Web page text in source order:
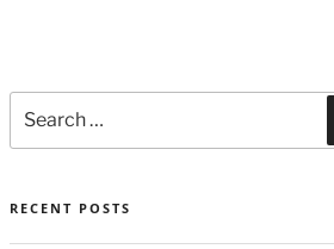
for:
RECENT POSTS